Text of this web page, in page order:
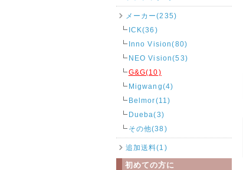
メーカー(235)
ICK(36)
Inno Vision(80)
NEO Vision(53)
G&G(10)
Migwang(4)
Belmor(11)
Dueba(3)
その他(38)
追加送料(1)
初めての方に